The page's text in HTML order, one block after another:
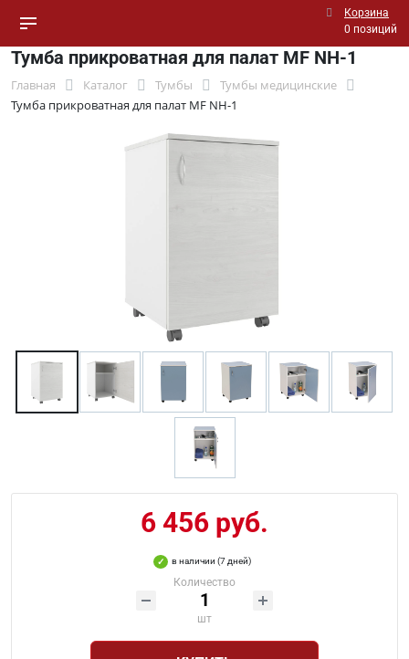
Корзина
0 позиций
Тумба прикроватная для палат МF NH-1
Главная Каталог Тумбы
Тумбы медицинские
Тумба прикроватная для палат МF NH-1
6 456 руб.
в наличии (7 дней)
Количество
шт